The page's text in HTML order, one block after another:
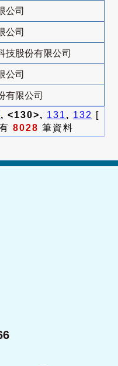
公司
公司
技股份有限公司
公司
有限公司
, <130>, 131 , 132
[
8028 筆資料